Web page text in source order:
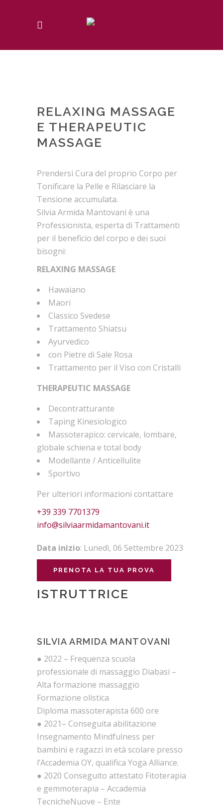
RELAXING MASSAGE
E THERAPEUTIC
MASSAGE
Prendersi Cura del proprio Corpo per
Tonificare la Pelle e Rilasciare la
Tensione accumulata.
Silvia Armida Mantovani è una
Professionista, esperta di Trattamenti
per il beneficio del corpo e dei suoi
bisogni:
RELAXING MASSAGE
Hawaiano
Maori
Classico Svedese
Trattamento Shiatsu
Ayurvedico
con Pietre di Sale Rosa
Trattamento per il Viso con Cristalli
THERAPEUTIC MASSAGE
Decontratturante
Taping Kinesiologico
Massoterapico: cervicale, lombare,
globale schiena e total body
Modellante / Anticellulite
Sportivo
Per ulteriori informazioni contattare
+39 339 7701379
info@silviaarmidamantovani.it
Data inizio: Lunedì, 06 Settembre 2023
PRENOTA LA TUA PROVA
ISTRUTTRICE
SILVIA ARMIDA MANTOVANI
● 2022 – Frequenza scuola
professionale di massaggio Diabasi –
Alta formazione massaggio
Formazione olistica
Diploma massoterapista 600 ore
● 2021– Conseguita abilitazione
Insegnamento Mindfulness per
bambini e ragazzi in età scolare presso
l’Accademia OY, qualifica Yoga Alliance.
● 2020 Conseguito attestato Fitoterapia
e gemmoterapia – Accademia
TecnicheNuove – Ente